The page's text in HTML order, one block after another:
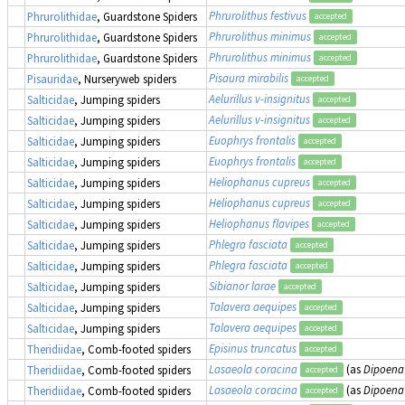
Phrurolithidae, Guardstone Spiders Phrurolithus festivus accepted
Phrurolithidae, Guardstone Spiders Phrurolithus minimus accepted
Phrurolithidae, Guardstone Spiders Phrurolithus minimus accepted
Pisauridae, Nurseryweb spiders Pisaura mirabilis accepted
Salticidae, Jumping spiders Aelurillus v-insignitus accepted
Salticidae, Jumping spiders Aelurillus v-insignitus accepted
Salticidae, Jumping spiders Euophrys frontalis accepted
Salticidae, Jumping spiders Euophrys frontalis accepted
Salticidae, Jumping spiders Heliophanus cupreus accepted
Salticidae, Jumping spiders Heliophanus cupreus accepted
Salticidae, Jumping spiders Heliophanus flavipes accepted
Salticidae, Jumping spiders Phlegra fasciata accepted
Salticidae, Jumping spiders Phlegra fasciata accepted
Salticidae, Jumping spiders Sibianor larae accepted
Salticidae, Jumping spiders Talavera aequipes accepted
Salticidae, Jumping spiders Talavera aequipes accepted
Theridiidae, Comb-footed spiders Episinus truncatus accepted
Theridiidae, Comb-footed spiders Lasaeola coracina accepted (as
Theridiidae, Comb-footed spiders Lasaeola coracina accepted (as